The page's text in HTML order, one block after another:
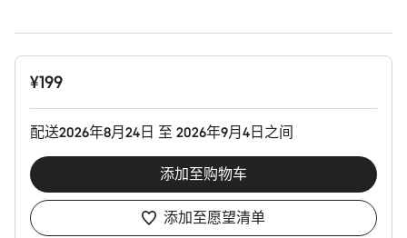
产
¥199
配送2026年8月24日 至 2026年9月4日之间
添加至购物车
添加至愿望清单